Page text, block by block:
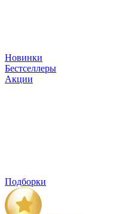
Новинки
Бестселлеры
Акции
Подборки